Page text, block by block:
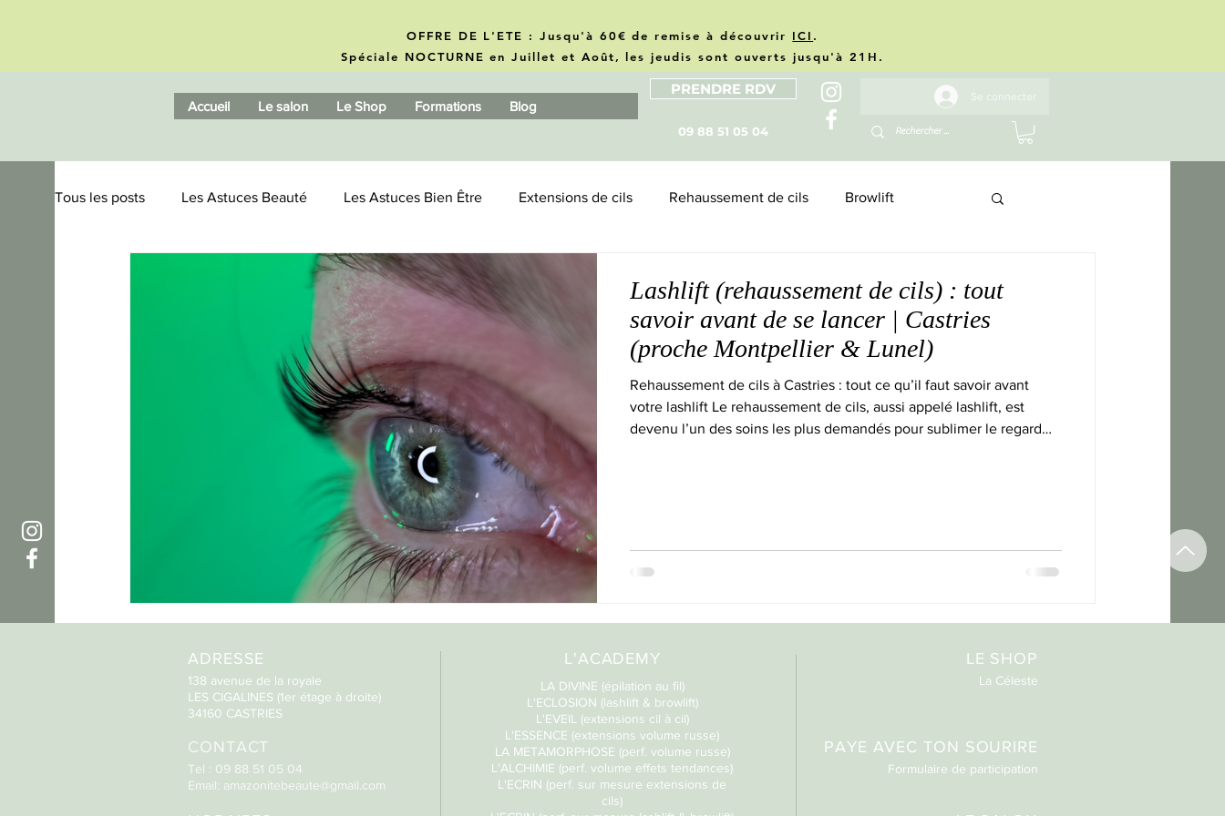
OFFRE DE L'ETE : Jusqu'à 60€ de remise à découvrir ICI .
Spéciale NOCTURNE en Juillet et Août, les jeudis sont ouverts jusqu'à 21H.
Accueil Le salon Le Shop Formations Blog
PRENDRE RDV
09 88 51 05 04
Se connecter
Tous les posts Les Astuces Beauté Les Astuces Bien Être Extensions de cils Rehaussement de cils Browlift
Amazonite Business
Lashlift (rehaussement de cils) : tout
savoir avant de se lancer | Castries
(proche Montpellier & Lunel)
Rehaussement de cils à Castries : tout ce qu’il faut savoir avant
votre lashlift Le rehaussement de cils, aussi appelé lashlift, est
devenu l’un des soins les plus demandés pour sublimer le regard
ADRESSE
138 avenue de la royale
LES CIGALINES (1er étage à droite)
34160 CASTRIES
CONTACT
Tel : 09 88 51 05 04
Email: amazonitebeaute@gmail.com
L'ACADEMY
LA DIVINE (épilation au fil)
L'ECLOSION (lashlift & browlift)
L'EVEIL (extensions cil à cil)
L'ESSENCE (extensions volume russe)
LA METAMORPHOSE (perf. volume russe)
L'ALCHIMIE (perf. volume effets tendances)
L'ECRIN (perf. sur mesure extensions de
cils)
LE SHOP
La Céleste​
PAYE AVEC TON SOURIRE
Formulaire de participation